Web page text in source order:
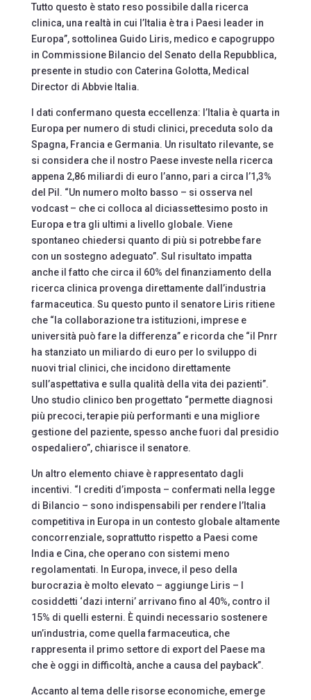
Tutto questo è stato reso possibile dalla ricerca
clinica, una realtà in cui l’Italia è tra i Paesi leader in
Europa”, sottolinea Guido Liris, medico e capogruppo
in Commissione Bilancio del Senato della Repubblica,
presente in studio con Caterina Golotta, Medical
Director di Abbvie Italia.
I dati confermano questa eccellenza: l’Italia è quarta in
Europa per numero di studi clinici, preceduta solo da
Spagna, Francia e Germania. Un risultato rilevante, se
si considera che il nostro Paese investe nella ricerca
appena 2,86 miliardi di euro l’anno, pari a circa l’1,3%
del Pil. “Un numero molto basso – si osserva nel
vodcast – che ci colloca al diciassettesimo posto in
Europa e tra gli ultimi a livello globale. Viene
spontaneo chiedersi quanto di più si potrebbe fare
con un sostegno adeguato”. Sul risultato impatta
anche il fatto che circa il 60% del finanziamento della
ricerca clinica provenga direttamente dall’industria
farmaceutica. Su questo punto il senatore Liris ritiene
che “la collaborazione tra istituzioni, imprese e
università può fare la differenza” e ricorda che “il Pnrr
ha stanziato un miliardo di euro per lo sviluppo di
nuovi trial clinici, che incidono direttamente
sull’aspettativa e sulla qualità della vita dei pazienti”.
Uno studio clinico ben progettato “permette diagnosi
più precoci, terapie più performanti e una migliore
gestione del paziente, spesso anche fuori dal presidio
ospedaliero”, chiarisce il senatore.
Un altro elemento chiave è rappresentato dagli
incentivi. “I crediti d’imposta – confermati nella legge
di Bilancio – sono indispensabili per rendere l’Italia
competitiva in Europa in un contesto globale altamente
concorrenziale, soprattutto rispetto a Paesi come
India e Cina, che operano con sistemi meno
regolamentati. In Europa, invece, il peso della
burocrazia è molto elevato – aggiunge Liris – I
cosiddetti ‘dazi interni’ arrivano fino al 40%, contro il
15% di quelli esterni. È quindi necessario sostenere
un’industria, come quella farmaceutica, che
rappresenta il primo settore di export del Paese ma
che è oggi in difficoltà, anche a causa del payback”.
Accanto al tema delle risorse economiche, emerge